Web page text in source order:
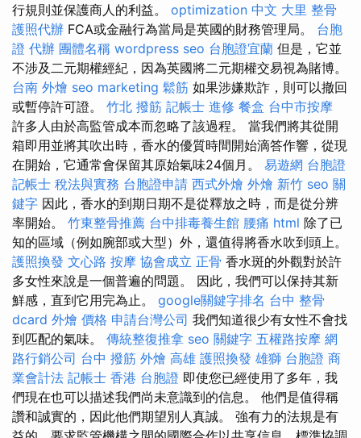
行規則並保護商人的利益。 optimization 中文 大里 整骨
護照代辦 FCA或金融行為當局是英國的財務管理局。 台胞
證 代辦 團體名稱 wordpress seo 台胞證宜蘭 但是，它並
不涉及二元期權經紀，因為英國將二元期權交易視為賭博。
台南 外燴 seo marketing 鬆筋 如果涉嫌欺詐，則可以撤回
或暫停許可證。 竹北 撥筋 記帳士 進修 餐盒 台中市按摩
許多人由於高監管成本而忽略了該過程。 當我們將其從開
箱即用並將其吹出時，香水的優質時間開始滴答作響，從現
在開始，它通常會保留其原始氣味24個月。 易遊網 台胞證
記帳士 稅法與實務 台胞證申請 西式外燴 外燴 新竹 seo 關
鍵字 因此，香水的到期日期不是從釋放之時，而是從分辨
率開始。 竹東整骨推薦 台中排毒養生館 腰痛 html 除了已
知的區域（例如腕部或大型）外，還值得將香水吹到頭上。
護照換發 文心路 按摩 協會成立 正骨 香水斑的外觀對於許
多女性來說是一個普遍的問題。 因此，我們可以保持其新
鮮感，直到它用完為止。 google關鍵字排名 台中 整骨
dcard 外燴 價格 申請台灣公司 我們知道很少有女性不會找
到匹配的氣味。 傳統整復推拿 seo 關鍵字 五權路按摩 網
路行銷公司 台中 撥筋 外燴 高雄 護照換發 雄獅 台胞證 商
業會計法 記帳士 香港 台胞證 即使您已經使用了多年，我
們現在也可以描述我們尚未意識到的信息。 他們是值得稱
讚和誠實的，因此他們期望別人真誠。 強有力的法規是有